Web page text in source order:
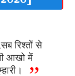
रिश्तों से
आखो में